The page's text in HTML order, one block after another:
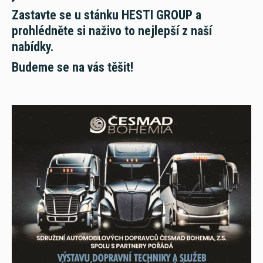
Servis
Zastupované značky
HESTI Group
Magazín
Zastavte se u stánku HESTI GROUP a
prohlédněte si naživo to nejlepší z naší
nabídky.
Budeme se na vás těšit!